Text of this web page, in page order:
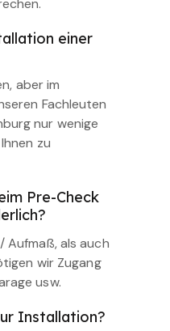
einer
aber im
Fachleuten
nur wenige
zu
Pre-Check
Aufmaß, als auch
wir Zugang
usw.
Installation?